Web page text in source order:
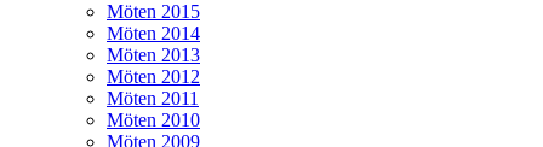
Möten 2015
Möten 2014
Möten 2013
Möten 2012
Möten 2011
Möten 2010
Möten 2009